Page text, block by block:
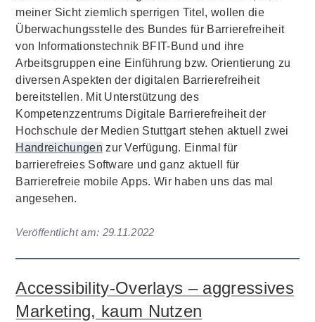
meiner Sicht ziemlich sperrigen Titel, wollen die
Überwachungsstelle des Bundes für Barrierefreiheit
von Informationstechnik BFIT-Bund und ihre
Arbeitsgruppen eine Einführung bzw. Orientierung zu
diversen Aspekten der digitalen Barrierefreiheit
bereitstellen. Mit Unterstützung des
Kompetenzzentrums Digitale Barrierefreiheit der
Hochschule der Medien Stuttgart stehen aktuell zwei
Handreichungen zur Verfügung. Einmal für
barrierefreies Software und ganz aktuell für
Barrierefreie mobile Apps. Wir haben uns das mal
angesehen.
Veröffentlicht am: 29.11.2022
Accessibility-Overlays – aggressives
Marketing, kaum Nutzen